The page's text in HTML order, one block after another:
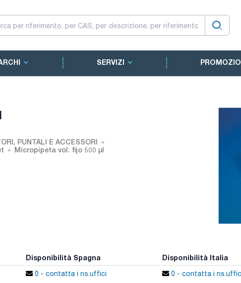
SERVIZI
PUNTALI E ACCESSORI
Micropipeta vol. fijo 500 µl
Disponibilità Spagna Disponibilità Italia
0 - contatta i ns.uffici 0 - contatta i